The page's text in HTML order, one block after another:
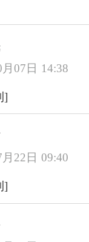
07日 14:38
]
22日 09:40
]